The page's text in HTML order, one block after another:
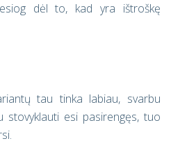
dėl to, kad yra ištroškę
tau tinka labiau, svarbu
stovyklauti esi pasirengęs, tuo